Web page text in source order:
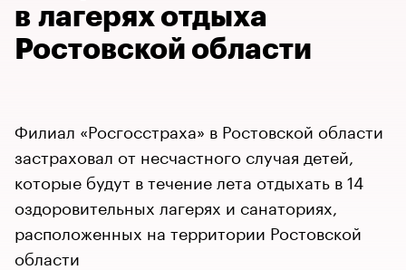
в лагерях отдыха
Ростовской области
Филиал «Росгосстраха» в Ростовской области
застраховал от несчастного случая детей,
которые будут в течение лета отдыхать в 14
оздоровительных лагерях и санаториях,
расположенных на территории Ростовской
области